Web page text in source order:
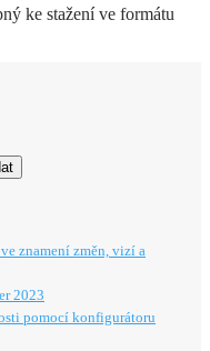
ke stažení ve formátu
znamení změn, vizí a
2023
pomocí konfigurátoru